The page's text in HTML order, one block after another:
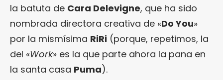
la batuta de Cara Delevigne, que ha sido
nombrada directora creativa de «Do You»
por la mismísima RiRi (porque, repetimos, la
del «Work» es la que parte ahora la pana en
la santa casa Puma).